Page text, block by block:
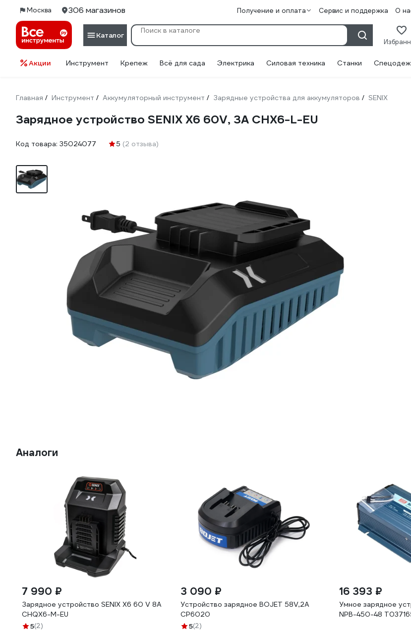
Москва 306 магазинов Получение и оплата Сервис и поддержка О
Каталог
Акции Инструмент Крепеж Всё для сада Электрика Силовая техника Станки
Главная / Инструмент / Аккумуляторный инструмент / Зарядные устройства для аккумуляторов / SENIX
Зарядное устройство SENIX X6 60V, 3A CHX6-L-EU
Код товара: 35024077 5 (2 отзыва)
Аналоги
7 990 ₽
Зарядное устройство SENIX X6 60 V 8A
CHQX6-M-EU
5(2)
3 090 ₽
Устройство зарядное BOJET 58V,2A
CP6020
5(2)
16 393 ₽
Умное зарядное
NPB-450-48